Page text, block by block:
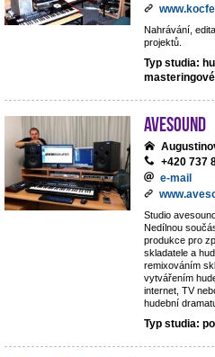
Nahrávání,
projektů.
Typ studia:
masteringové
avesound
+420 737
e-mail
Studio
Nedílnou
produkce pro
skladatele a
remixováním
vytvářením
internet, TV
hudební
Typ studia: